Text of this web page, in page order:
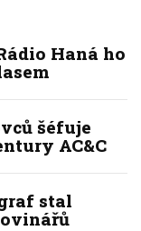
Haná ho
šéfuje
AC&C
stal